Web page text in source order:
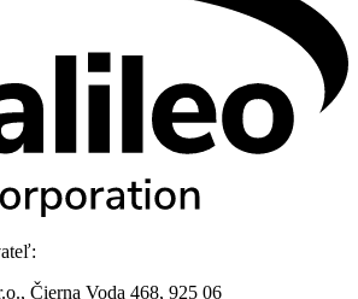
Čierna Voda 468, 925 06